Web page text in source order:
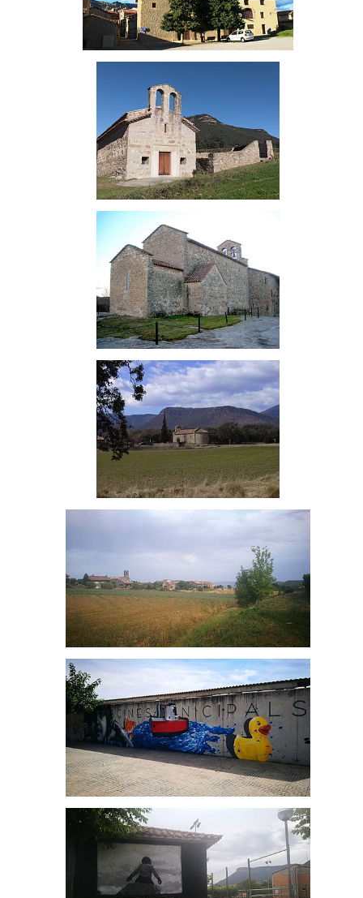
Sant Vicenç d'Obiols
Santa Maria d'Avià
Avià desde la piscina
Graffiti en la piscina